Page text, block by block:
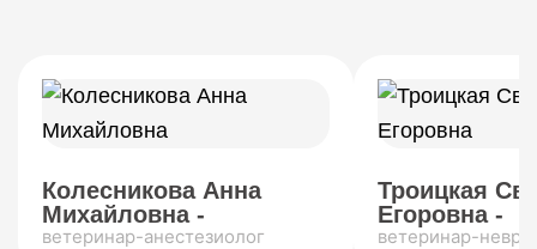
Колесникова Анна
Михайловна -
ветеринар-анестезиолог
Троицкая
Егоровна -
ветеринар-